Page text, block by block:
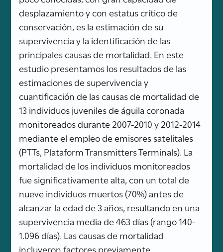
desplazamiento y con estatus crítico de
conservación, es la estimación de su
supervivencia y la identificación de las
principales causas de mortalidad. En este
estudio presentamos los resultados de las
estimaciones de supervivencia y
cuantificación de las causas de mortalidad de
13 individuos juveniles de águila coronada
monitoreados durante 2007-2010 y 2012-2014
mediante el empleo de emisores satelitales
(PTTs, Plataform Transmitters Terminals). La
mortalidad de los individuos monitoreados
fue significativamente alta, con un total de
nueve individuos muertos (70%) antes de
alcanzar la edad de 3 años, resultando en una
supervivencia media de 463 días (rango 140-
1.096 días). Las causas de mortalidad
incluyeron factores previamente